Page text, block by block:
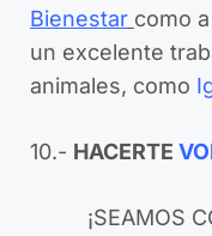
Bienestar como
un excelente
animales, como
10.- HACERTE
¡SEAMOS